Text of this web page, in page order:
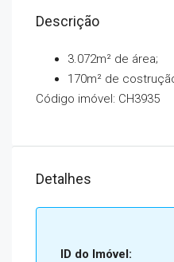
Descrição
3.072m² de área;
170m² de
Código imóvel: CH3935
Detalhes
ID do Imóvel: